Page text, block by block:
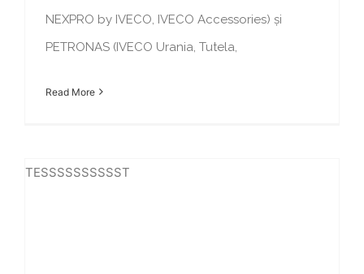
NEXPRO by IVECO, IVECO Accessories) și
PETRONAS (IVECO Urania, Tutela,
Read More
TESSSSSSSSSST